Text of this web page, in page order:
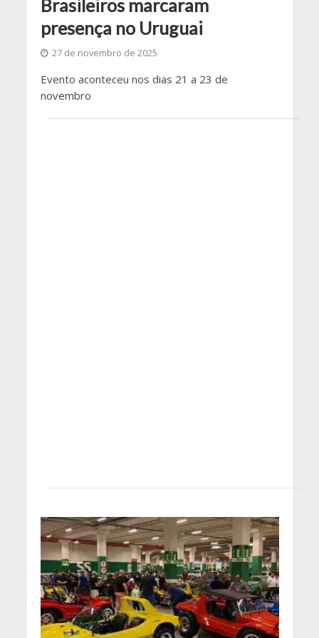
Brasileiros marcaram
presença no Uruguai
27 de novembro de 2025
Evento aconteceu nos dias 21 a 23 de
novembro